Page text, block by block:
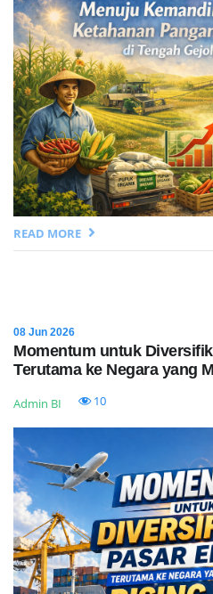
READ MORE
08 Jun 2026
Momentum untuk
Terutama ke Negara yang
Admin BI 10